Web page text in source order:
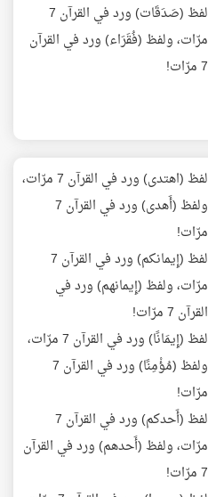
لفظ (صَدَقَات) ورد في القرآن 7
مرّات، ولفظ (فُقَرَاء) ورد في القرآن
7 مرّات!
لفظ (اهتدى) ورد في القرآن 7 مرّات،
ولفظ (أَهدى) ورد في القرآن 7
مرّات!
لفظ (إِيمانكم) ورد في القرآن 7
مرّات، ولفظ (إِيمانهم) ورد في
القرآن 7 مرّات!
لفظ (إِيمَانًا) ورد في القرآن 7 مرّات،
ولفظ (مُؤْمِنًا) ورد في القرآن 7
مرّات!
لفظ (أَحدكم) ورد في القرآن 7
مرّات، ولفظ (أَحدهم) ورد في القرآن
7 مرّات!